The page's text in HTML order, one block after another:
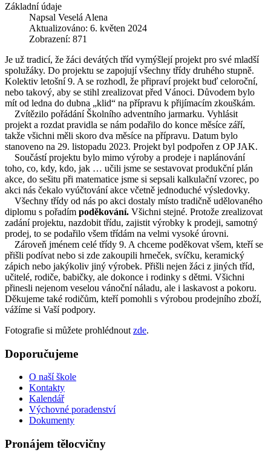
Základní údaje
Napsal Veselá Alena
Aktualizováno: 6. květen 2024
Zobrazení: 871
Je už tradicí, že žáci devátých tříd vymýšlejí projekt pro své mladší
spolužáky. Do projektu se zapojují všechny třídy druhého stupně.
Kolektiv letošní 9. A se rozhodl, že připraví projekt buď celoroční,
nebo takový, aby se stihl zrealizovat před Vánoci. Důvodem bylo
mít od ledna do dubna „klid“ na přípravu k přijímacím zkouškám.
Zvítězilo pořádání Školního adventního jarmarku. Vyhlásit
projekt a rozdat pravidla se nám podařilo do konce měsíce září,
takže všichni měli skoro dva měsíce na přípravu. Datum bylo
stanoveno na 29. listopadu 2023. Projekt byl podpořen z OP JAK.
Součástí projektu bylo mimo výroby a prodeje i naplánování
toho, co, kdy, kdo, jak … učili jsme se sestavovat produkční plán
akce, do sešitu při matematice jsme si sepsali kalkulační vzorec, po
akci nás čekalo vyúčtování akce včetně jednoduché výsledovky.
Všechny třídy od nás po akci dostaly místo tradičně udělovaného
diplomu s pořadím poděkování. Všichni stejné. Protože zrealizovat
zadání projektu, nazdobit třídu, zajistit výrobky k prodeji, samotný
prodej, to se podařilo všem třídám na velmi vysoké úrovni.
Zároveň jménem celé třídy 9. A chceme poděkovat všem, kteří se
přišli podívat nebo si zde zakoupili hrneček, svíčku, keramický
zápich nebo jakýkoliv jiný výrobek. Přišli nejen žáci z jiných tříd,
učitelé, rodiče, babičky, ale dokonce i rodinky s dětmi. Všichni
přinesli nejenom veselou vánoční náladu, ale i laskavost a pokoru.
Děkujeme také rodičům, kteří pomohli s výrobou prodejního zboží,
vážíme si Vaší podpory.
Fotografie si můžete prohlédnout zde.
Doporučujeme
O naší škole
Kontakty
Kalendář
Výchovné poradenství
Dokumenty
Pronájem tělocvičny